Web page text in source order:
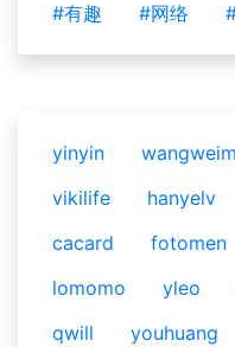
#有趣
#网络
yinyin
vikilife
hanyelv
cacard
fotomen
lomomo
yleo
qwill
youhuang